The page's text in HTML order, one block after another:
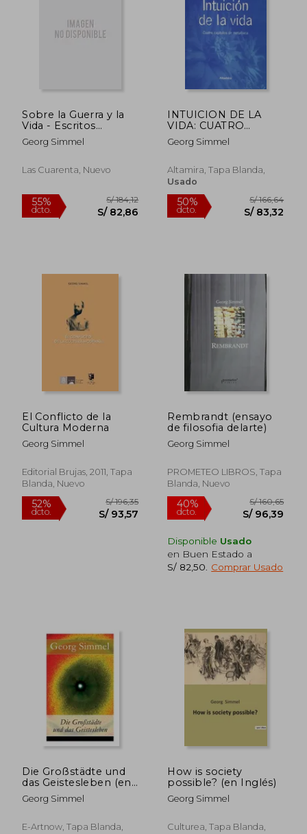
55% 50%
dcto.
55%
dcto. S/ 79,49
40%
dcto.
Sobre la Guerra y la
Vida - Escritos
Belicistas
Georg Simmel
Las Cuarenta, Nuevo
INTUICION DE LA
VIDA: CUATRO
CAPITULOS DE
METAFISICA
Georg Simmel
Altamira, Tapa Blanda,
Usado
El Conflicto de la
Cultura Moderna
Georg Simmel
Editorial Brujas, 2011, Tapa
Blanda, Nuevo
Rembrandt (ensayo
de filosofia delarte)
Georg Simmel
PROMETEO LIBROS, Tapa
Blanda, Nuevo
Disponible Usado
en Buen Estado a
S/ 82,50
Comprar Usado
Die Großstädte und
das Geistesleben (en
Inglés)
Georg Simmel
E-Artnow, Tapa Blanda,
How is society
possible? (en Inglés)
Georg Simmel
Culturea, Tapa Blanda,